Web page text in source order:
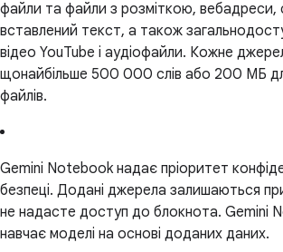
файли та файли з розміткою, вебадреси,
вставлений текст, а також
відео YouTube і аудіофайли. Кожне
щонайбільше 500 000 слів або 200 МБ
файлів.
Gemini Notebook надає пріоритет
безпеці. Додані джерела залишаються
не надасте доступ до блокнота. Gemini
навчає моделі на основі доданих даних.